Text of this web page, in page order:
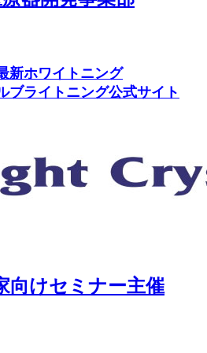
新ホワイトニング
ブライトニング公式サイト
向けセミナー主催